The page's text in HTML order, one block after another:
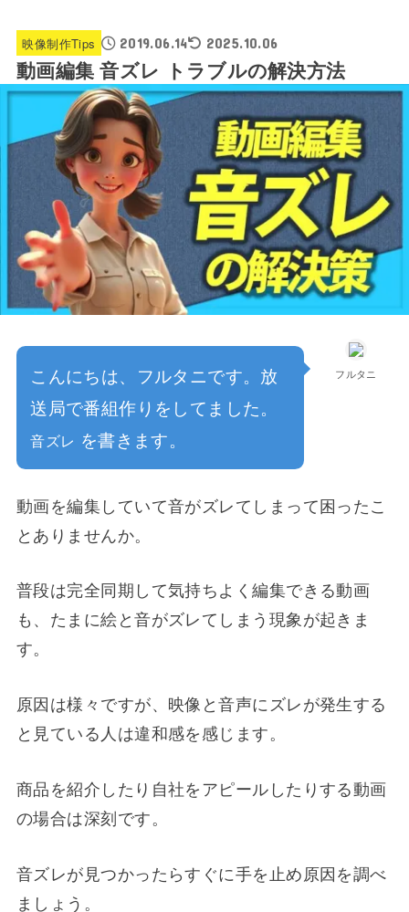
映像制作Tips 2019.06.14 2025.10.06
動画編集 音ズレ トラブルの解決方法
フルタニ
こんにちは、フルタニです。放
送局で番組作りをしてました。
音ズレ を書きます。
動画を編集していて音がズレてしまって困ったこ
とありませんか。
普段は完全同期して気持ちよく編集できる動画
も、たまに絵と音がズレてしまう現象が起きま
す。
原因は様々ですが、映像と音声にズレが発生する
と見ている人は違和感を感じます。
商品を紹介したり自社をアピールしたりする動画
の場合は深刻です。
音ズレが見つかったらすぐに手を止め原因を調べ
ましょう。